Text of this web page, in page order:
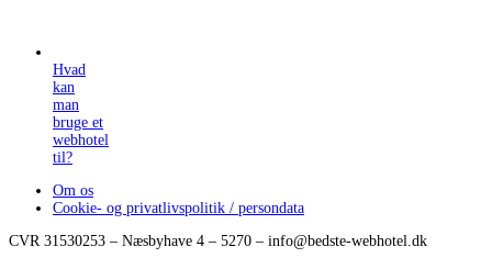
Hvad
kan
man
bruge et
webhotel
til?
Om os
Cookie- og privatlivspolitik / persondata
CVR 31530253 – Næsbyhave 4 – 5270 – info@bedste-webhotel.dk